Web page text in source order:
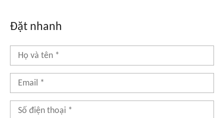
Đặt nhanh